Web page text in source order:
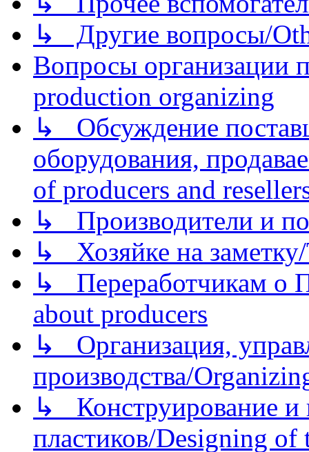
↳ Другие вопросы/
Вопросы организации
production organizing
↳ Обсуждение
оборудования,
of producers and
↳ Производители и
↳ Хозяйке на
↳ Переработчикам о
about producers
↳ Организация,
производства/
↳ Конструирование и
пластиков/Designing of